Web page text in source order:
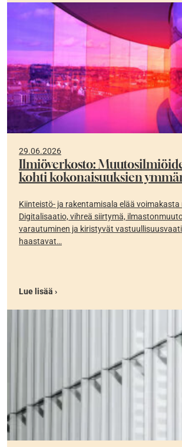
29.06.2026
Ilmiöverkosto:
kohti kokonaisuuksien
Kiinteistö- ja rakentamisala elää
Digitalisaatio, vihreä siirtymä,
varautuminen ja kiristyvät
haastavat…
Lue lisää ›